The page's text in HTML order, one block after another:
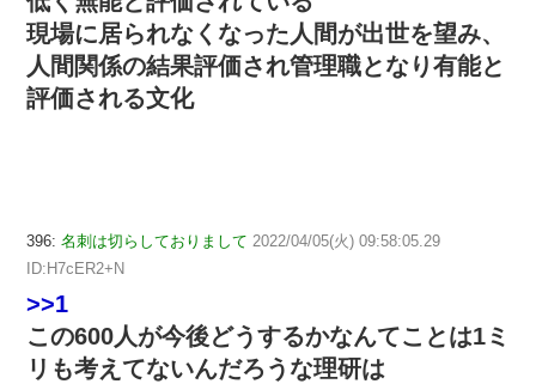
現場に居られなくなった人間が出世を望み、
人間関係の結果評価され管理職となり有能と
評価される文化
396: 名刺は切らしておりまして 2022/04/05(火) 09:58:05.29
ID:H7cER2+N
>>1
この600人が今後どうするかなんてことは1ミ
リも考えてないんだろうな理研は